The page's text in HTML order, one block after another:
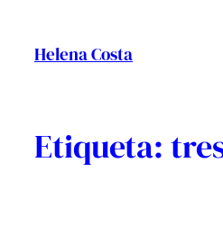
contingut
Helena Costa
Etiqueta: